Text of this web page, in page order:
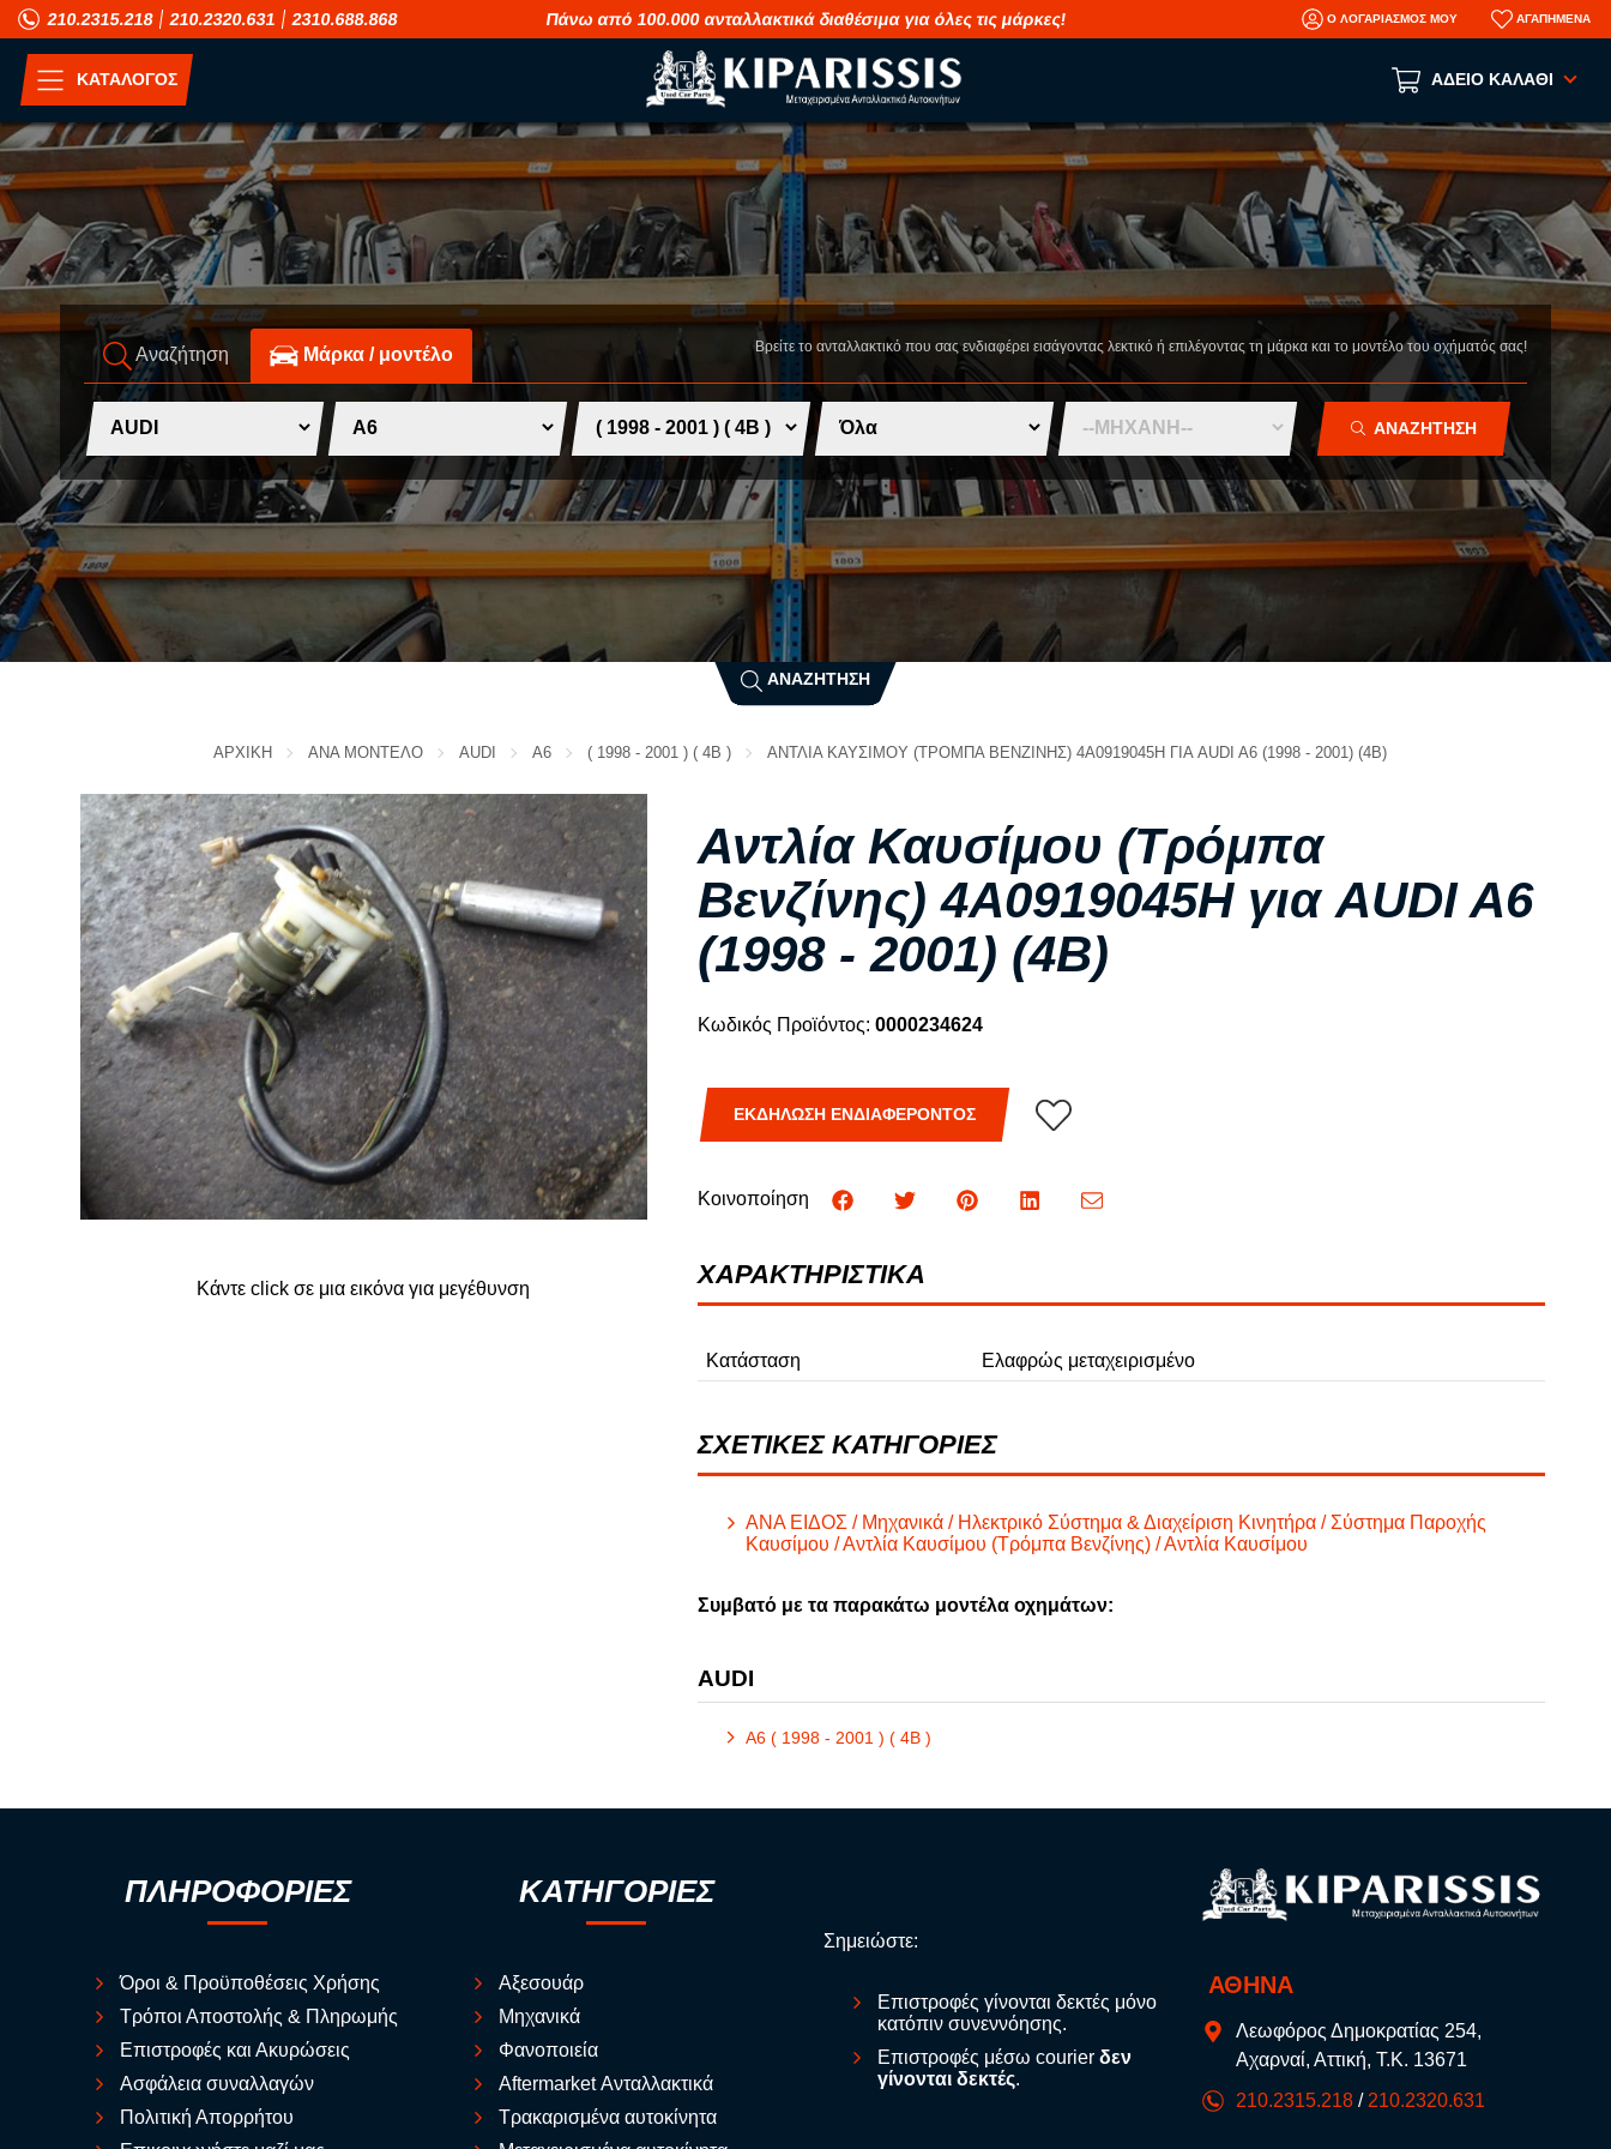
210.2315.218 210.2320.631 2310.688.868 Πάνω από 100.000 ανταλλακτικά διαθέσιμα για όλες τις μάρκες! Ο ΛΟΓΑΡΙΑΣΜΟΣ ΜΟΥ ΑΓΑΠΗΜΕΝΑ
ΚΑΤΑΛΟΓΟΣ ΑΔΕΙΟ ΚΑΛΑΘΙ
Το καλάθι αγορών είναι άδειο!
ΑΝΑ ΜΟΝΤΕΛΟ
A
ALFA ROMEO
ASIA MOTORS
AUDI
BMW
C
CADILLAC
CHERY
CHEVROLET - DAEWOO
DACIA
DAIHATSU
DODGE
FERRARI
FIAT
FORD
GREAT WALL
H
INFINITI
ISUZU
IVECO
J
JAC MOTORS
K
KIA
L
LADA
LANCIA
LANDROVER
LEXUS
M
MAHINDRA
MASERATI
MERCEDES
MG
MINI
N
NISSAN
P
PIAGGIO
PONTIAC
PORSCHE
R
RENAULT
S
SAAB
SEAT
SHUANGHUAN
SMART
SSANGYONG
SUZUKI
TATA
TOYOTA
VOLVO
VW
X
XEV
Δ
Φ
ΑΝΑ ΕΙΔΟΣ
ΑΞΕΣΟΥΑΡ
ΦΑΝΟΠΟΙΕΙΑ
AFTERMARKET ΑΝΤΑΛΛΑΚΤΙΚΑ
ΤΡΑΚΑΡΙΣΜΕΝΑ ΑΥΤΟΚΙΝΗΤΑ
ΜΕΤΑΧΕΙΡΙΣΜΕΝΑ ΑΥΤΟΚΙΝΗΤΑ
ΠΛΗΡΟΦΟΡΙΕΣ
ΣΧΕΤΙΚΑ ΜΕ ΕΜΑΣ
ΥΠΗΡΕΣΙΕΣ
ΟΙ ΕΓΚΑΤΑΣΤΑΣΕΙΣ ΜΑΣ
ΧΟΡΗΓΙΕΣ
Αναζήτηση Mάρκα / μοντέλο Βρείτε το ανταλλακτικό που σας ενδιαφέρει εισάγοντας λεκτικό ή επιλέγοντας τη μάρκα και το μοντέλο του οχήματός σας!
ΑΝΑΖΗΤΗΣΗ
ΑΝΑΖΗΤΗΣΗ
ΑΡΧΙΚΗ ΑΝΑ ΜΟΝΤΕΛΟ AUDI A6 ( 1998 - 2001 ) ( 4B ) ΑΝΤΛΙΑ ΚΑΥΣΙΜΟΥ (ΤΡΟΜΠΑ ΒΕΝΖΙΝΗΣ) 4A0919045H ΓΙΑ AUDI A6 (1998 - 2001) (4B)
Κάντε click σε μια εικόνα για μεγέθυνση
Αντλία Καυσίμου (Τρόμπα
Βενζίνης) 4A0919045H για AUDI A6
(1998 - 2001) (4B)
Κωδικός Προϊόντος: 0000234624
ΕΚΔΗΛΩΣΗ ΕΝΔΙΑΦΕΡΟΝΤΟΣ
Κοινοποίηση
ΧΑΡΑΚΤΗΡΙΣΤΙΚΑ
Κατάσταση Ελαφρώς μεταχειρισμένο
ΣΧΕΤΙΚΕΣ ΚΑΤΗΓΟΡΙΕΣ
ΑΝΑ ΕΙΔΟΣ / Μηχανικά / Ηλεκτρικό Σύστημα & Διαχείριση Κινητήρα / Σύστημα Παροχής
Καυσίμου / Αντλία Καυσίμου (Τρόμπα Βενζίνης) / Αντλία Καυσίμου
Συμβατό με τα παρακάτω μοντέλα οχημάτων:
AUDI
A6 ( 1998 - 2001 ) ( 4B )
ΠΛΗΡΟΦΟΡΙΕΣ
Όροι & Προϋποθέσεις Χρήσης
Τρόποι Αποστολής & Πληρωμής
Επιστροφές και Ακυρώσεις
Ασφάλεια συναλλαγών
Πολιτική Απορρήτου
ΚΑΤΗΓΟΡΙΕΣ
Αξεσουάρ
Μηχανικά
Φανοποιεία
Aftermarket Ανταλλακτικά
Τρακαρισμένα αυτοκίνητα
Σημειώστε:
Επιστροφές γίνονται δεκτές μόνο
κατόπιν συνεννόησης.
Επιστροφές μέσω courier δεν
γίνονται δεκτές.
ΑΘΗΝΑ
Λεωφόρος Δημοκρατίας 254,
Αχαρναί, Αττική, Τ.Κ. 13671
210.2315.218 / 210.2320.631